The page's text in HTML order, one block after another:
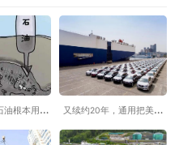
油根本用不
又续约20年，通用把美国
别克昂科威2026款将在美